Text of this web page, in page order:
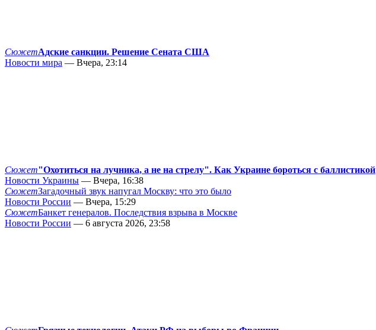
СюжетАдские санкции. Решение Сената США
Новости мира — Вчера, 23:14
Сюжет"Охотиться на лучника, а не на стрелу". Как Украине бороться с баллистикой
Новости Украины — Вчера, 16:38
СюжетЗагадочный звук напугал Москву: что это было
Новости России — Вчера, 15:29
СюжетБанкет генералов. Последствия взрыва в Москве
Новости России — 6 августа 2026, 23:58